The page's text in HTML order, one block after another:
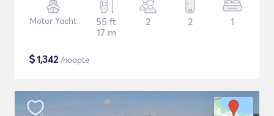
Motor Yacht
55 ft
17 m
2 2 1
$1,342/noapte